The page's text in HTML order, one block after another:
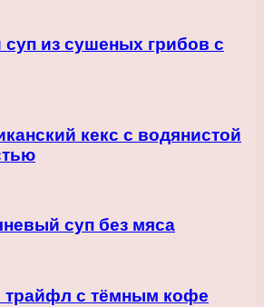
из сушеных грибов с
кекс с водянистой
суп без мяса
трайфл с тёмным кофе